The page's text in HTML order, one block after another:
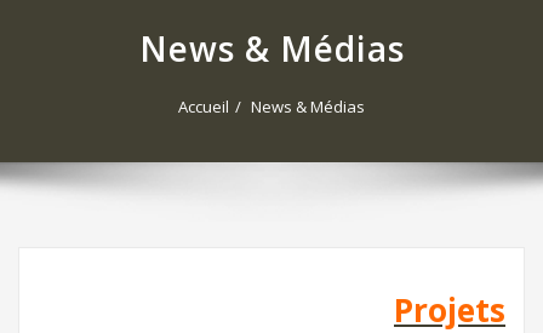
News & Médias
Accueil News & Médias
Projets